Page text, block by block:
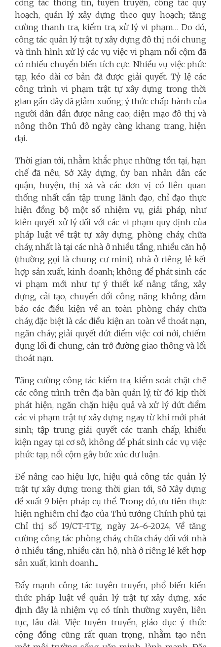
công tác thông tin, tuyên truyền, công tác quy
hoạch, quản lý xây dựng theo quy hoạch; tăng
cường thanh tra, kiểm tra, xử lý vi phạm… Do đó,
công tác quản lý trật tự xây dựng đô thị nói chung
và tình hình xử lý các vụ việc vi phạm nổi cộm đã
có nhiều chuyển biến tích cực. Nhiều vụ việc phức
tạp, kéo dài cơ bản đã được giải quyết. Tỷ lệ các
công trình vi phạm trật tự xây dựng trong thời
gian gần đây đã giảm xuống; ý thức chấp hành của
người dân dần được nâng cao; diện mạo đô thị và
nông thôn Thủ đô ngày càng khang trang, hiện
đại.
Thời gian tới, nhằm khắc phục những tồn tại, hạn
chế đã nêu, Sở Xây dựng, ủy ban nhân dân các
quận, huyện, thị xã và các đơn vị có liên quan
thống nhất cần tập trung lãnh đạo, chỉ đạo thực
hiện đồng bộ một số nhiệm vụ, giải pháp, như
kiên quyết xử lý đối với các vi phạm quy định của
pháp luật về trật tự xây dựng, phòng cháy, chữa
cháy, nhất là tại các nhà ở nhiều tầng, nhiều căn hộ
(thường gọi là chung cư mini), nhà ở riêng lẻ kết
hợp sản xuất, kinh doanh; không để phát sinh các
vi phạm mới như tự ý thiết kế nâng tầng, xây
dựng, cải tạo, chuyển đổi công năng không đảm
bảo các điều kiện về an toàn phòng cháy chữa
cháy, đặc biệt là các điều kiện an toàn về thoát nạn,
ngăn cháy; giải quyết dứt điểm việc cơi nới, chiếm
dụng lối đi chung, cản trở đường giao thông và lối
thoát nạn.
Tăng cường công tác kiểm tra, kiểm soát chặt chẽ
các công trình trên địa bàn quản lý, từ đó kịp thời
phát hiện, ngăn chặn hiệu quả và xử lý dứt điểm
các vi phạm trật tự xây dựng ngay từ khi mới phát
sinh; tập trung giải quyết các tranh chấp, khiếu
kiện ngay tại cơ sở, không để phát sinh các vụ việc
phức tạp, nổi cộm gây bức xúc dư luận.
Để nâng cao hiệu lực, hiệu quả công tác quản lý
trật tự xây dựng trong thời gian tới, Sở Xây dựng
đề xuất 9 biện pháp cụ thể. Trong đó, ưu tiên thực
hiện nghiêm chỉ đạo của Thủ tướng Chính phủ tại
Chỉ thị số 19/CT-TTg, ngày 24-6-2024, Về tăng
cường công tác phòng cháy, chữa cháy đối với nhà
ở nhiều tầng, nhiều căn hộ, nhà ở riêng lẻ kết hợp
sản xuất, kinh doanh...
Đẩy mạnh công tác tuyên truyền, phổ biến kiến
thức pháp luật về quản lý trật tự xây dựng, xác
định đây là nhiệm vụ có tính thường xuyên, liên
tục, lâu dài. Việc tuyên truyền, giáo dục ý thức
cộng đồng cũng rất quan trọng, nhằm tạo nên